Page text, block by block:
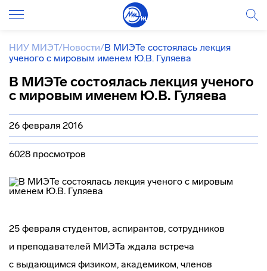
НИУ МИЭТ/Новости/В МИЭТе состоялась лекция
ученого с мировым именем Ю.В. Гуляева
В МИЭТе состоялась лекция ученого
с мировым именем Ю.В. Гуляева
26 февраля 2016
6028 просмотров
25 февраля студентов, аспирантов, сотрудников
и преподавателей МИЭТа ждала встреча
с выдающимся физиком, академиком, членов